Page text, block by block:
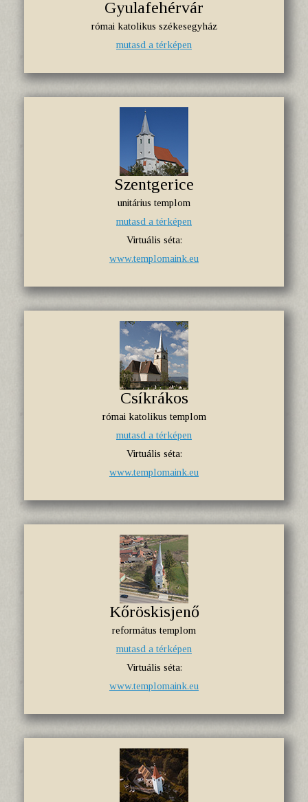
Gyulafehérvár
római katolikus székesegyház
mutasd a térképen
Szentgerice
unitárius templom
mutasd a térképen
Virtuális séta:
www.templomaink.eu
Csíkrákos
római katolikus templom
mutasd a térképen
Virtuális séta:
www.templomaink.eu
Kőröskisjenő
református templom
mutasd a térképen
Virtuális séta:
www.templomaink.eu